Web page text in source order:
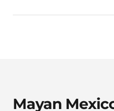
Mayan